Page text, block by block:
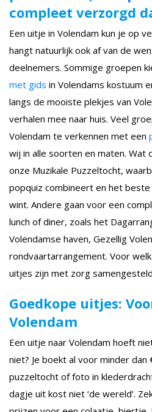
compleet verzorgd
Een uitje in Volendam kun je op
hangt natuurlijk ook af van de
deelnemers. Sommige groepen
met gids in Volendams kostuum
langs de mooiste plekjes van
verhalen mee naar huis. Veel
Volendam te verkennen met een
wij in alle soorten en maten. Wat
onze Muzikale Puzzeltocht,
popquiz combineert en het
wint. Andere gaan voor een
lunch of diner, zoals het
Volendamse haven, Gezellig
rondvaartarrangement. Voor
uitjes zijn met zorg
Goedkope uitjes:
Volendam
Een uitje naar Volendam hoeft
niet? Je boekt al voor minder
puzzeltocht of foto in
dagje uit kost niet ‘de wereld’.